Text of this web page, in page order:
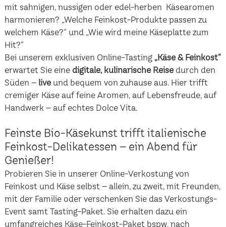
mit sahnigen, nussigen oder edel-herben Käsearomen
harmonieren? „Welche Feinkost-Produkte passen zu
welchem Käse?“ und „Wie wird meine Käseplatte zum
Hit?“
Bei unserem exklusiven Online-Tasting „Käse & Feinkost“
erwartet Sie eine digitale, kulinarische Reisedurch den
Süden – live und bequem von zuhause aus. Hier trifft
cremiger Käse auf feine Aromen, auf Lebensfreude, auf
Handwerk – auf echtes Dolce Vita.
Feinste Bio-Käsekunst trifft italienische
Feinkost-Delikatessen – ein Abend für
Genießer!
Probieren Sie in unserer Online-Verkostung von
Feinkost und Käse selbst – allein, zu zweit, mit Freunden,
mit der Familie oder verschenken Sie das Verkostungs-
Event samt Tasting-Paket. Sie erhalten dazu ein
umfangreiches Käse-Feinkost-Paket bspw. nach